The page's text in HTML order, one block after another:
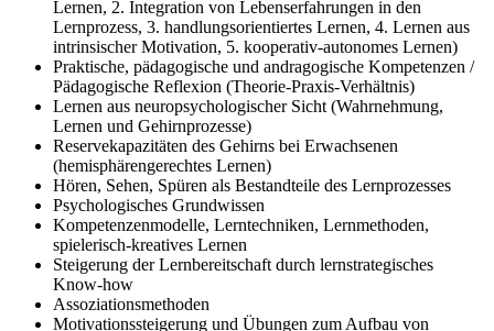
Lernen, 2. Integration von Lebenserfahrungen in den
Lernprozess, 3. handlungsorientiertes Lernen, 4. Lernen aus
intrinsischer Motivation, 5. kooperativ-autonomes Lernen)
Praktische, pädagogische und andragogische Kompetenzen /
Pädagogische Reflexion (Theorie-Praxis-Verhältnis)
Lernen aus neuropsychologischer Sicht (Wahrnehmung,
Lernen und Gehirnprozesse)
Reservekapazitäten des Gehirns bei Erwachsenen
(hemisphärengerechtes Lernen)
Hören, Sehen, Spüren als Bestandteile des Lernprozesses
Psychologisches Grundwissen
Kompetenzenmodelle, Lerntechniken, Lernmethoden,
spielerisch-kreatives Lernen
Steigerung der Lernbereitschaft durch lernstrategisches
Know-how
Assoziationsmethoden
Motivationssteigerung und Übungen zum Aufbau von